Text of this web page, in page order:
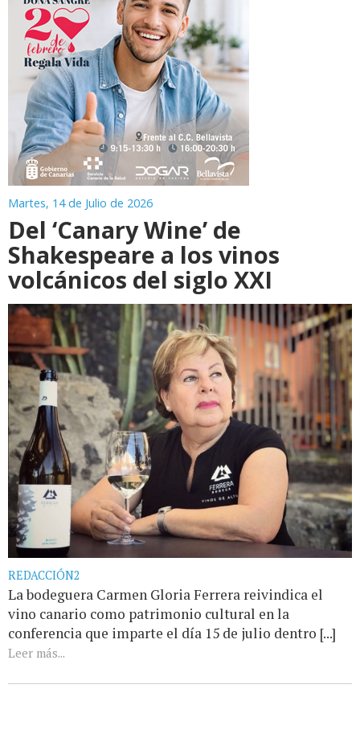
Martes, 14 de Julio de 2026
Del ‘Canary Wine’ de
Shakespeare a los vinos
volcánicos del siglo XXI
REDACCIÓN2
La bodeguera Carmen Gloria Ferrera reivindica el
vino canario como patrimonio cultural en la
conferencia que imparte el día 15 de julio dentro [...]
Leer más...